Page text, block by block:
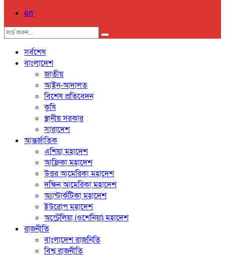
en
সর্বশেষ
বাংলাদেশ
জাতীয়
আইন-আদালত
বিশেষ প্রতিবেদন
কৃষি
স্থানীয় সরকার
সারাদেশ
আন্তর্জাতিক
এশিয়া মহাদেশ
আফ্রিকা মহাদেশ
উত্তর আমেরিকা মহাদেশ
দক্ষিন আমেরিকা মহাদেশ
অ্যান্টার্কটিকা মহাদেশ
ইউরোপ মহাদেশ
অস্ট্রেলিয়া (ওশেনিয়া) মহাদেশ
রাজনীতি
বাংলাদেশ রাজনিতি
বিশ্ব রাজনীতি